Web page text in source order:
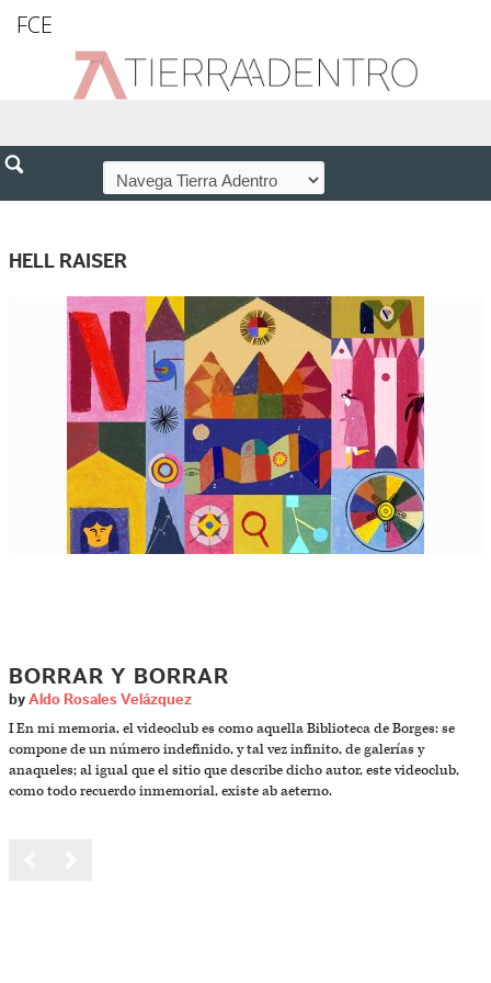
FCE
HELL RAISER
BORRAR Y BORRAR
by Aldo Rosales Velázquez
I En mi memoria, el videoclub es como aquella Biblioteca de Borges: se
compone de un número indefinido, y tal vez infinito, de galerías y
anaqueles; al igual que el sitio que describe dicho autor, este videoclub,
como todo recuerdo inmemorial, existe ab aeterno.